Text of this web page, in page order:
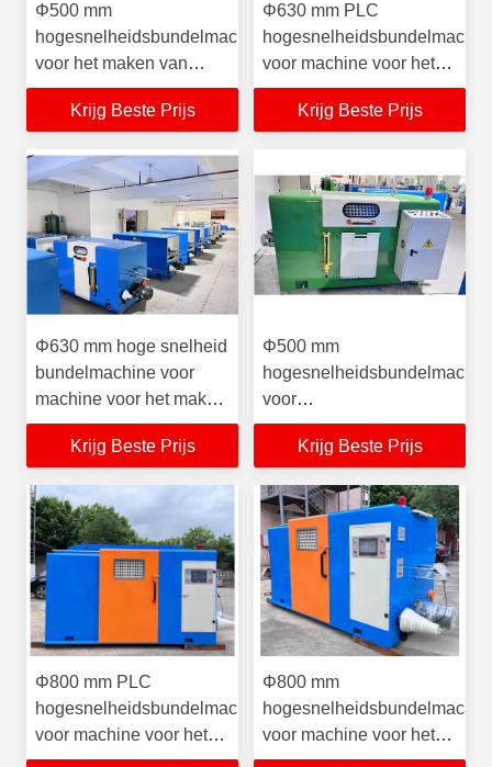
Φ500 mm
hogesnelheidsbundelmachine
voor het maken van
kabelgeleider 3000 RPM
koperdraadbundelmachine
Krijg Beste Prijs
Φ630 mm PLC
voor machine voor het
maken van gebundelde
kabels met
Krijg Beste Prijs
Φ630 mm hoge snelheid
bundelmachine voor
machine voor het maken
van gebundelde kabels
met koperdraadkern
Krijg Beste Prijs
Φ500 mm
voor
koperdraadkabelgeleider
maakt
Krijg Beste Prijs
Φ800 mm PLC
hogesnelheidsbundelmachine
voor machine voor het
maken van gebundelde
Φ800 mm
voor machine voor het
maken van gebundelde